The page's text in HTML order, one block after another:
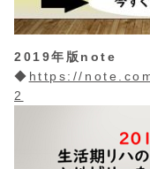
2019年版note
◆ https://
2